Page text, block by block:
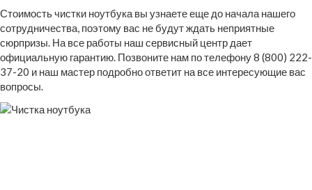
Стоимость чистки ноутбука вы узнаете еще до начала нашего
сотрудничества, поэтому вас не будут ждать неприятные
сюрпризы. На все работы наш сервисный центр дает
официальную гарантию. Позвоните нам по телефону 8 (800) 222-
37-20 и наш мастер подробно ответит на все интересующие вас
вопросы.